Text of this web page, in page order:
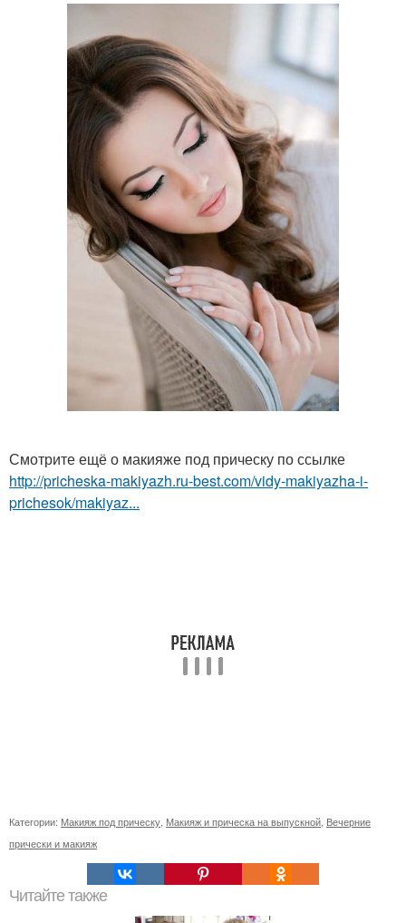
Смотрите ещё о макияже под прическу по ссылке
http://pricheska-makiyazh.ru-best.com/vidy-makiyazha-i-
prichesok/makiyaz...
Категории: Макияж под прическу Макияж и прическа на выпускной Вечерние
прически и макияж
Читайте также